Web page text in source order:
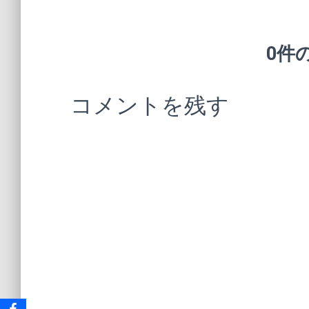
0件
コメントを残す